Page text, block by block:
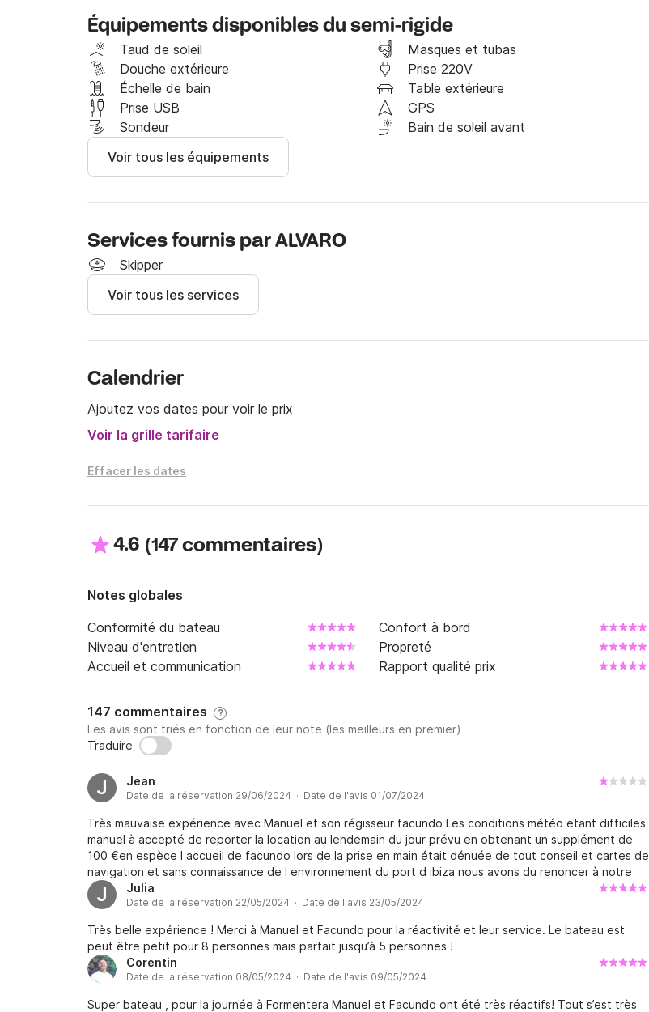
-Nous parlons anglais, espagnol et italien.
Équipements disponibles du semi-rigide
Taud de soleil
Masques et tubas
Douche extérieure
Prise 220V
Échelle de bain
Table extérieure
Prise USB
GPS
Sondeur
Bain de soleil avant
Voir tous les équipements
Services fournis par ALVARO
Skipper
Voir tous les services
Calendrier
Ajoutez vos dates pour voir le prix
Voir la grille tarifaire
Effacer les dates
4.6 (147 commentaires)
Notes globales
Conformité du bateau
Confort à bord
Niveau d'entretien
Propreté
Accueil et communication
Rapport qualité prix
147 commentaires ?
Les avis sont triés en fonction de leur note (les meilleurs en premier)
Traduire
J Jean
Date de la réservation 29/06/2024 · Date de l'avis 01/07/2024
Très mauvaise expérience avec Manuel et son régisseur facundo Les conditions météo etant difficiles
manuel à accepté de reporter la location au lendemain du jour prévu en obtenant un supplément de
100 €en espèce l accueil de facundo lors de la prise en main était dénuée de tout conseil et cartes de
navigation et sans connaissance de l environnement du port d ibiza nous avons du renoncer à notre
plan de navigation qui était inadapté sans que le régisseur n ai cherché à nous avertir Nous avons du
rentrer prématurément au port Mon conseil : si vous louez un des bateaux de manuel préparez
J Julia
Date de la réservation 22/05/2024 · Date de l'avis 23/05/2024
Très belle expérience ! Merci à Manuel et Facundo pour la réactivité et leur service. Le bateau est
peut être petit pour 8 personnes mais parfait jusqu’à 5 personnes !
Corentin
Date de la réservation 08/05/2024 · Date de l'avis 09/05/2024
Super bateau , pour la journée à Formentera Manuel et Facundo ont été très réactifs! Tout s’est très